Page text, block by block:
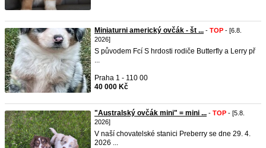
Miniaturni americký ovčák - št ... - TOP - [6.8.
2026]
S původem Fcí S hrdosti rodiče Butterfly a Lerry př
...
Praha 1 - 110 00
40 000 Kč
"Australský ovčák mini" = mini ... - TOP - [5.8.
2026]
V naší chovatelské stanici Preberry se dne 29. 4.
2026 ...